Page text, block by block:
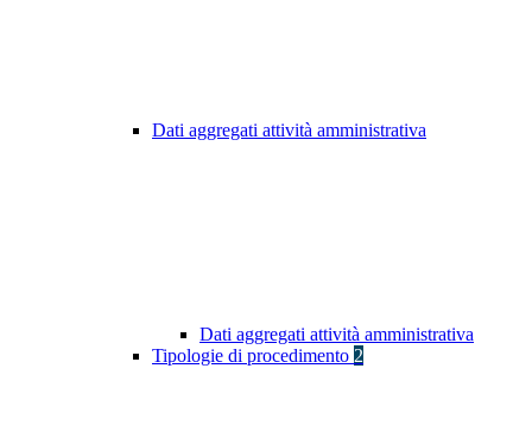
Dati aggregati attività amministrativa
Dati aggregati attività amministrativa
Tipologie di procedimento 2